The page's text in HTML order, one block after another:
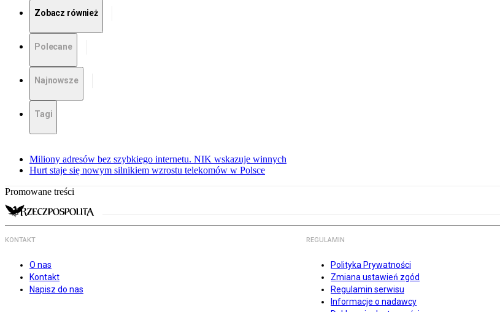
Zobacz również
Polecane
Najnowsze
Tagi
Miliony adresów bez szybkiego internetu. NIK wskazuje winnych
Hurt staje się nowym silnikiem wzrostu telekomów w Polsce
Promowane treści
KONTAKT
O nas
Kontakt
Napisz do nas
REGULAMIN
Polityka Prywatności
Zmiana ustawień zgód
Regulamin serwisu
Informacje o nadawcy